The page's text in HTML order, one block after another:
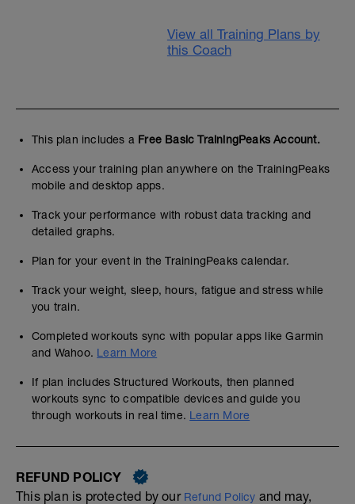
View all Training Plans by
this Coach
This plan includes a Free Basic TrainingPeaks Account.
Access your training plan anywhere on the TrainingPeaks
mobile and desktop apps.
Track your performance with robust data tracking and
detailed graphs.
Plan for your event in the TrainingPeaks calendar.
Track your weight, sleep, hours, fatigue and stress while
you train.
Completed workouts sync with popular apps like Garmin
and Wahoo. Learn More
If plan includes Structured Workouts, then planned
workouts sync to compatible devices and guide you
through workouts in real time. Learn More
REFUND POLICY
This plan is protected by our Refund Policy and may,